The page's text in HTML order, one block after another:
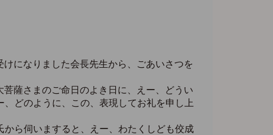
になりました会長先生から、ごあいさつを
薩さまのご命日のよき日に、えー、どうい
どのように、この、表現してお礼を申し上
ら伺いますると、えー、わたくしども佼成